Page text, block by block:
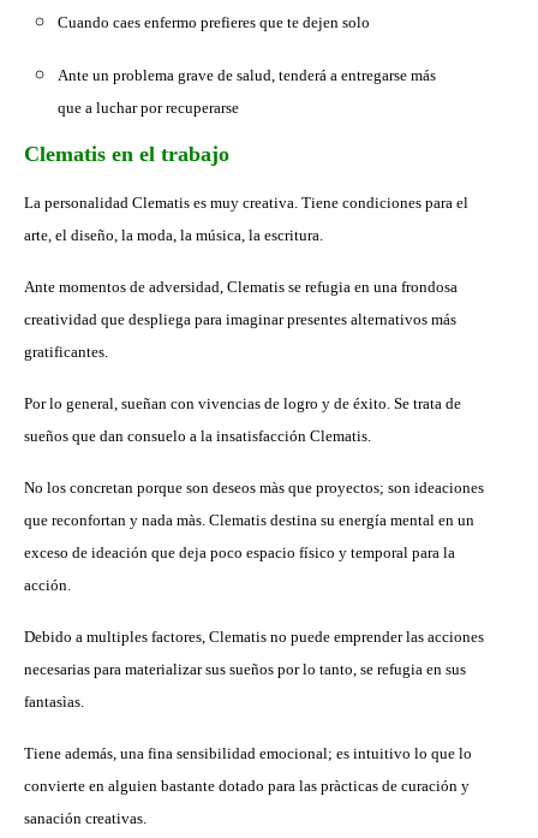
Cuando caes enfermo prefieres que te dejen solo
Ante un problema grave de salud, tenderá a entregarse más
que a luchar por recuperarse
Clematis en el trabajo
La personalidad Clematis es muy creativa. Tiene condiciones para el
arte, el diseño, la moda, la música, la escritura.
Ante momentos de adversidad, Clematis se refugia en una frondosa
creatividad que despliega para imaginar presentes alternativos más
gratificantes.
Por lo general, sueñan con vivencias de logro y de éxito. Se trata de
sueños que dan consuelo a la insatisfacción Clematis.
No los concretan porque son deseos màs que proyectos; son ideaciones
que reconfortan y nada màs. Clematis destina su energía mental en un
exceso de ideación que deja poco espacio físico y temporal para la
acción.
Debido a multiples factores, Clematis no puede emprender las acciones
necesarias para materializar sus sueños por lo tanto, se refugia en sus
fantasìas.
Tiene además, una fina sensibilidad emocional; es intuitivo lo que lo
convierte en alguien bastante dotado para las pràcticas de curación y
sanación creativas.